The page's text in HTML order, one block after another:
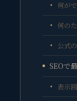
何が
何の
公式
SEOで
表示